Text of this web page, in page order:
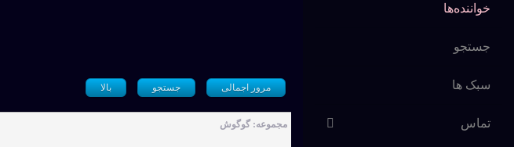
خواننده‌ها
جستجو
سبک ها
تماس
مرور اجمالی جستجو بالا
مجموعه: گوگوش